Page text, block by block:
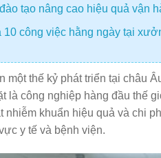
tạo nâng cao hiệu quả vận
10 công việc hằng ngày tại
một thế kỷ phát triển tại châu
là công nghiệp hàng đầu thế
nhiễm khuẩn hiệu quả và chi
y tế và bệnh viện.